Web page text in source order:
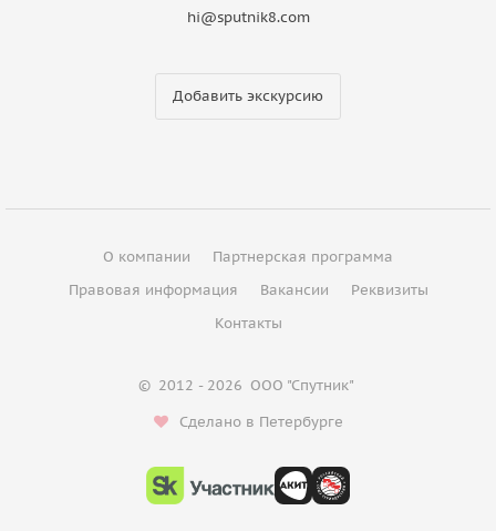
hi@sputnik8.com
Добавить экскурсию
О компании
Партнерская программа
Правовая информация
Вакансии
Реквизиты
Контакты
© 2012 - 2026 ООО "Спутник"
Сделано в Петербурге